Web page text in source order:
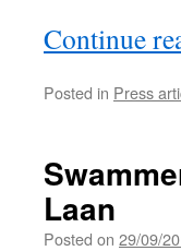
Continue
Posted in Press
Laan
Posted on 29/09/